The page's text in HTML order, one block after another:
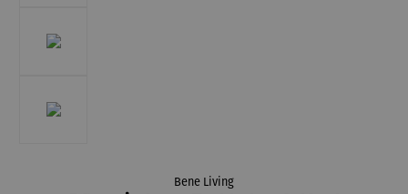
Bene Living